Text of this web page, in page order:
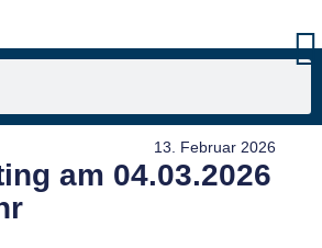
13. Februar 2026
am 04.03.2026